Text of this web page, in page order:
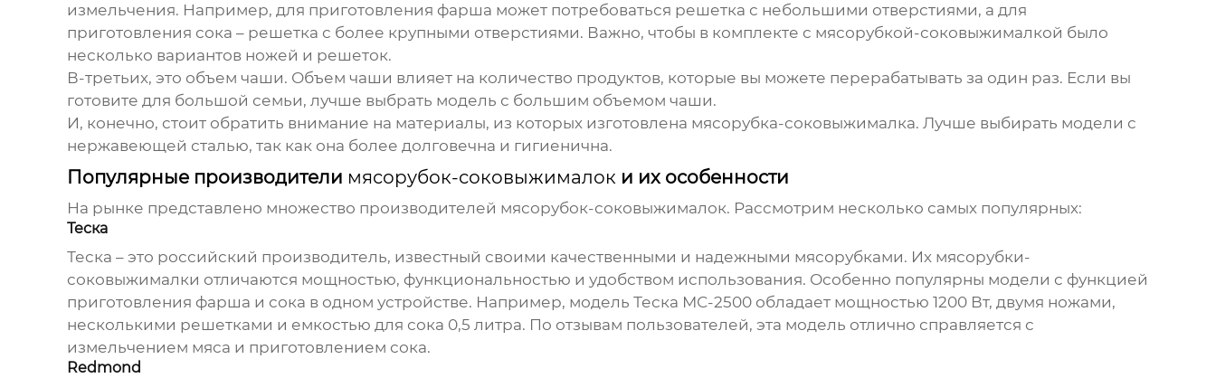
измельчения. Например, для приготовления фарша может потребоваться решетка с небольшими отверстиями, а для
приготовления сока – решетка с более крупными отверстиями. Важно, чтобы в комплекте с мясорубкой-соковыжималкой было
несколько вариантов ножей и решеток.
В-третьих, это объем чаши. Объем чаши влияет на количество продуктов, которые вы можете перерабатывать за один раз. Если вы
готовите для большой семьи, лучше выбрать модель с большим объемом чаши.
И, конечно, стоит обратить внимание на материалы, из которых изготовлена мясорубка-соковыжималка. Лучше выбирать модели с
нержавеющей сталью, так как она более долговечна и гигиенична.
Популярные производители мясорубок-соковыжималоки их особенности
На рынке представлено множество производителей мясорубок-соковыжималок. Рассмотрим несколько самых популярных:
Теска
Теска – это российский производитель, известный своими качественными и надежными мясорубками. Их мясорубки-
соковыжималки отличаются мощностью, функциональностью и удобством использования. Особенно популярны модели с функцией
приготовления фарша и сока в одном устройстве. Например, модель Теска МС-2500 обладает мощностью 1200 Вт, двумя ножами,
несколькими решетками и емкостью для сока 0,5 литра. По отзывам пользователей, эта модель отлично справляется с
измельчением мяса и приготовлением сока.
Redmond